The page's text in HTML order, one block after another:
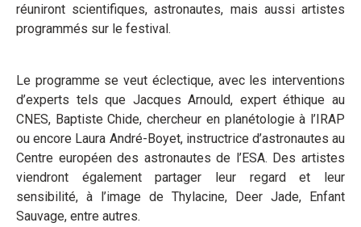
réuniront scientifiques, astronautes, mais aussi artistes
programmés sur le festival.
Le programme se veut éclectique, avec les interventions
d’experts tels que Jacques Arnould, expert éthique au
CNES, Baptiste Chide, chercheur en planétologie à l’IRAP
ou encore Laura André-Boyet, instructrice d’astronautes au
Centre européen des astronautes de l’ESA. Des artistes
viendront également partager leur regard et leur
sensibilité, à l’image de Thylacine, Deer Jade, Enfant
Sauvage, entre autres.